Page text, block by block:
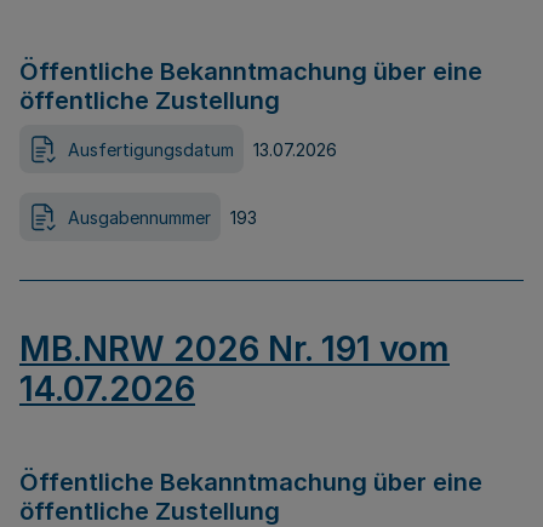
Öffentliche Bekanntmachung über eine
öffentliche Zustellung
Ausfertigungsdatum 13.07.2026
Ausgabennummer 193
MB.NRW 2026 Nr. 191 vom
14.07.2026
Öffentliche Bekanntmachung über eine
öffentliche Zustellung